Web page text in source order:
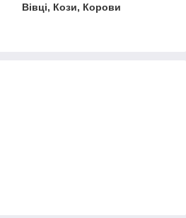
Вівці, Кози, Корови